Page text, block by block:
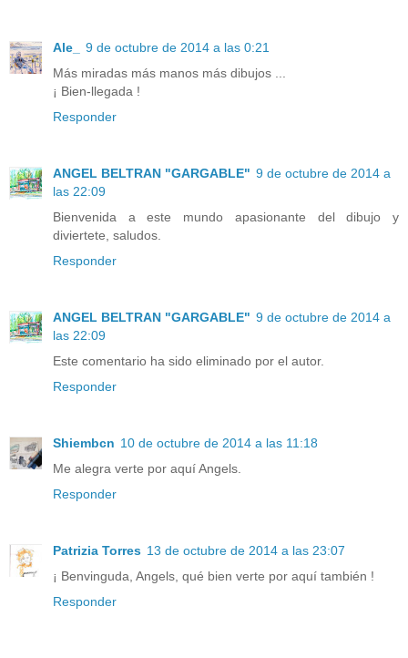
Ale_
9 de octubre de 2014 a las 0:21
Más miradas más manos más dibujos ...
¡ Bien-llegada !
Responder
ANGEL BELTRAN "GARGABLE" 9 de octubre de 2014 a
las 22:09
Bienvenida a este mundo apasionante del dibujo y
diviertete, saludos.
Responder
ANGEL BELTRAN "GARGABLE" 9 de octubre de 2014 a
las 22:09
Este comentario ha sido eliminado por el autor.
Responder
Shiembcn 10 de octubre de 2014 a las 11:18
Me alegra verte por aquí Angels.
Responder
Patrizia Torres 13 de octubre de 2014 a las 23:07
¡ Benvinguda, Angels, qué bien verte por aquí también !
Responder